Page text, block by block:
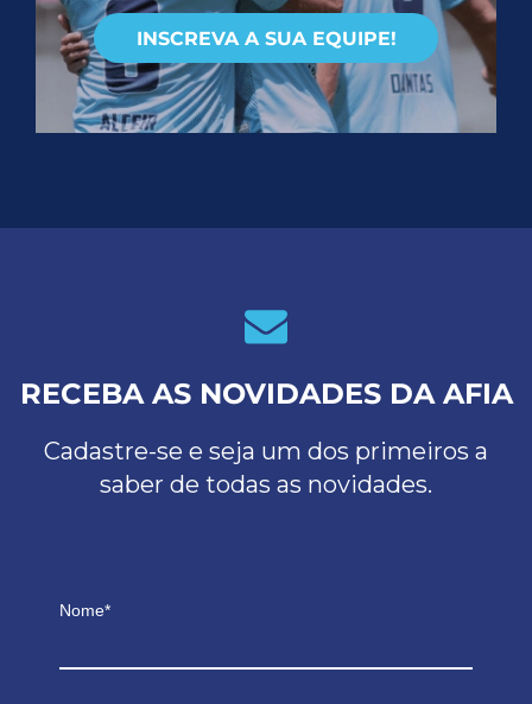
INSCREVA A SUA EQUIPE!
RECEBA AS NOVIDADES DA AFIA
Cadastre-se e seja um dos primeiros a
saber de todas as novidades.
Nome*